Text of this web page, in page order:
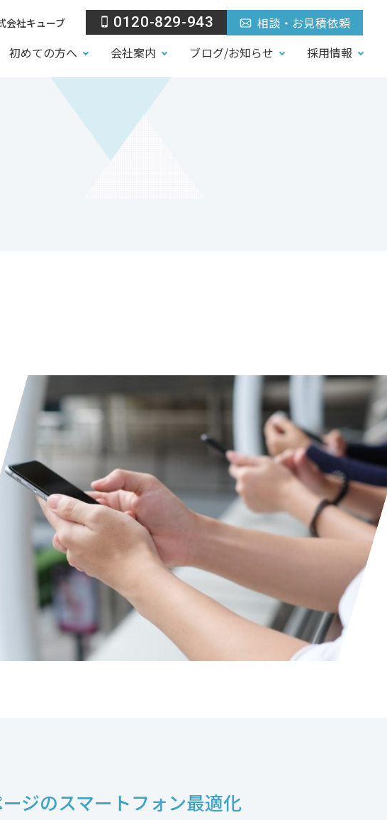
初めての方へ 会社案内 ブログ/お知らせ 採用情報
会社キューブ 0120-829-943 相談・お見積依頼
ジのスマートフォン最適化